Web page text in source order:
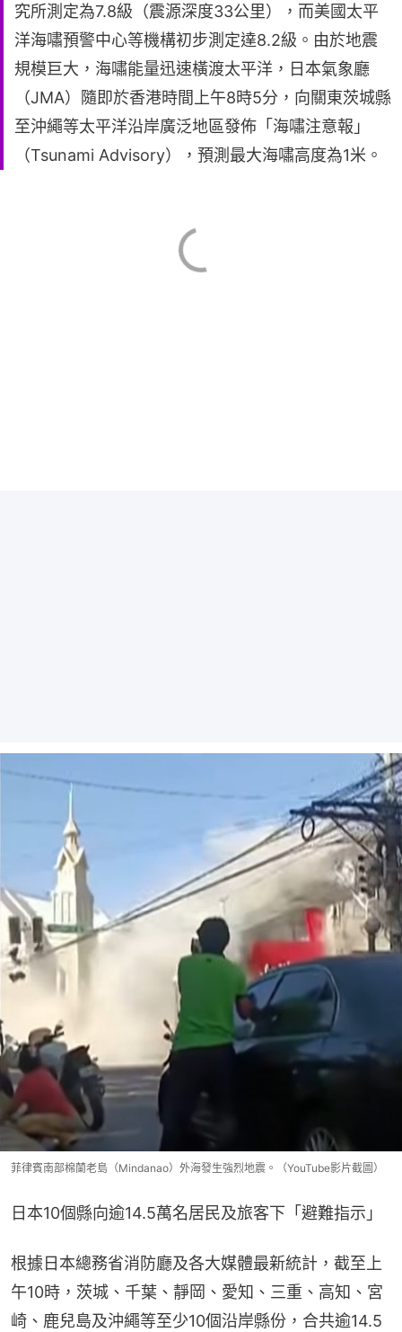
究所測定為7.8級（震源深度33公里），而美國太平
洋海嘯預警中心等機構初步測定達8.2級。由於地震
規模巨大，海嘯能量迅速橫渡太平洋，日本氣象廳
（JMA）隨即於香港時間上午8時5分，向關東茨城縣
至沖繩等太平洋沿岸廣泛地區發佈「海嘯注意報」
（Tsunami Advisory），預測最大海嘯高度為1米。
菲律賓南部棉蘭老島（Mindanao）外海發生強烈地震。（YouTube影片截圖）
日本10個縣向逾14.5萬名居民及旅客下「避難指示」
根據日本總務省消防廳及各大媒體最新統計，截至上
午10時，茨城、千葉、靜岡、愛知、三重、高知、宮
崎、鹿兒島及沖繩等至少10個沿岸縣份，合共逾14.5